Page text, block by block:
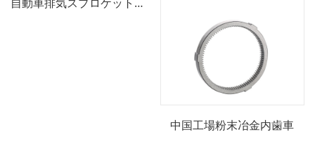
中国工場粉末冶金内歯車